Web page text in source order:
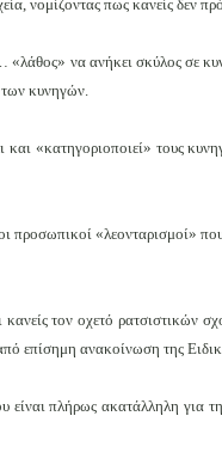
νομίζοντας πως κανείς δεν
να ανήκει σκύλος σε
των κυνηγών.
και «κατηγοριοποιεί» τους
προσωπικοί «λεονταρισμοί»
τον οχετό ρατσιστικών
επίσημη ανακοίνωση της
πλήρως ακατάλληλη για